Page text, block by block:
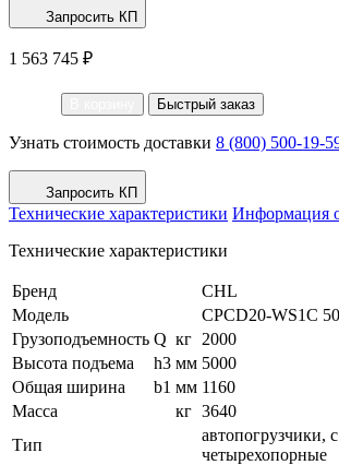
Запросить КП
1 563 745 ₽
Быстрый заказ
Узнать стоимость доставки 8 (800) 500-19-
Запросить КП
Технические характеристики Информация
Технические характеристики
Бренд
CHL
Модель
CPCD20-WS1C
Грузоподъемность Q кг 2000
Высота подъема
h3 мм 5000
Общая ширина
b1 мм 1160
Масса
кг 3640
Тип
автопогрузчики,
четырехопорные